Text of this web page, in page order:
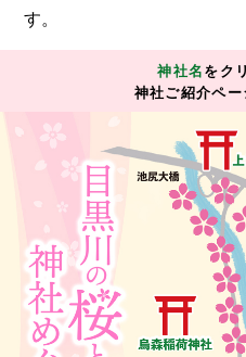
す。
神社名 をク
神社ご紹介ペー